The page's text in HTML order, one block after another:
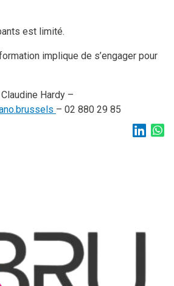
est limité.
implique de s’engager pour
Hardy –
– 02 880 29 85